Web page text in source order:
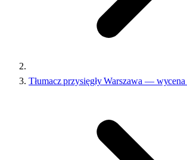
Tłumacz przysięgły Warszawa —